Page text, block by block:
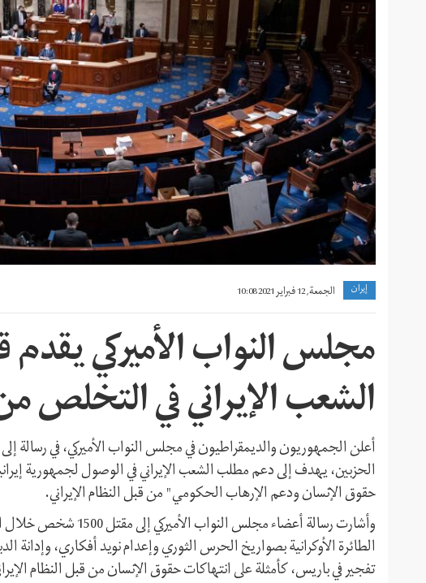
إيران الجمعة, 12 فبراير 2021 10:08
مجلس النواب الأميركي
الشعب الإيراني في التخلص
الحزبين، يهدف إلى دعم مطلب الشعب الإيراني في الوصول لجمهورية
حقوق الإنسان ودعم الإرهاب الحكومي" من قبل النظام الإيراني.
الطائرة الأوكرانية بصواريخ الحرس الثوري وإعدام نويد أفكاري، وإدانة
تفجير في باريس، كأمثلة على انتهاكات حقوق الإنسان من قبل النظام